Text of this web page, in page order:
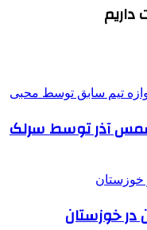
داریم
آذر توسط سرلک
در خوزستان